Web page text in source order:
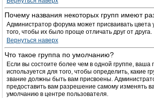
Почему названия некоторых групп имеют
Администратор форума может присваивать цвета
того, чтобы их было проще отличать друг от друга.
Вернуться наверх
Что такое группа по умолчанию?
Если вы состоите более чем в одной группе, ваша
используется для того, чтобы определить, какие
звание должны быть вам присвоены.
предоставить вам разрешение самому изменять
умолчанию в центре пользователя.